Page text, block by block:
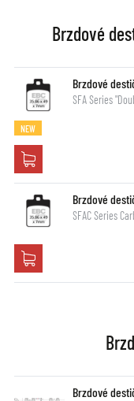
Brzdové
Brzdové
SFA Series
NEW
Brzdové
SFAC Series
Brzdové